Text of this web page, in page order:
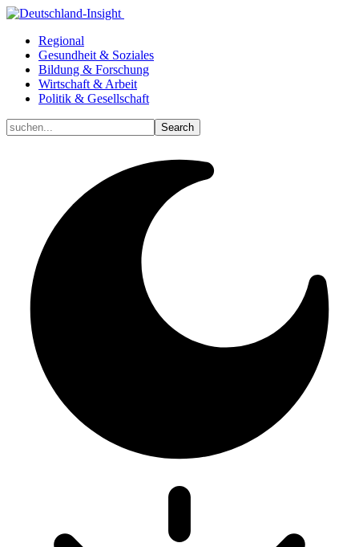
Regional
Gesundheit & Soziales
Bildung & Forschung
Wirtschaft & Arbeit
Politik & Gesellschaft